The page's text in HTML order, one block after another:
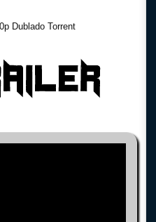
Dublado Torrent